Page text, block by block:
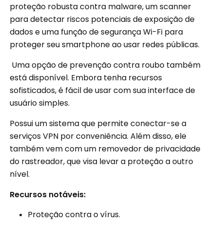
proteção robusta contra malware, um scanner
para detectar riscos potenciais de exposição de
dados e uma função de segurança Wi-Fi para
proteger seu smartphone ao usar redes públicas.
Uma opção de prevenção contra roubo também
está disponível. Embora tenha recursos
sofisticados, é fácil de usar com sua interface de
usuário simples.
Possui um sistema que permite conectar-se a
serviços VPN por conveniência. Além disso, ele
também vem com um removedor de privacidade
do rastreador, que visa levar a proteção a outro
nível.
Recursos notáveis:
Proteção contra o vírus.